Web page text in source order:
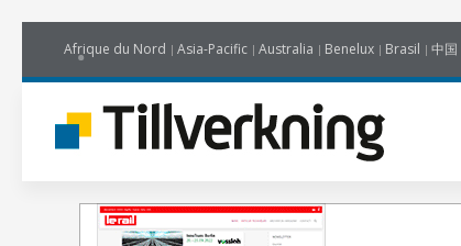
Afrique du Nord Asia-Pacific Australia Benelux Brasil 中国